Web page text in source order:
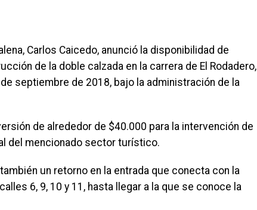
Carlos Caicedo, anunció la disponibilidad de
de la doble calzada en la carrera de El Rodadero,
septiembre de 2018, bajo la administración de la
de alrededor de $40.000 para la intervención de
del mencionado sector turístico.
un retorno en la entrada que conecta con la
6, 9, 10 y 11, hasta llegar a la que se conoce la